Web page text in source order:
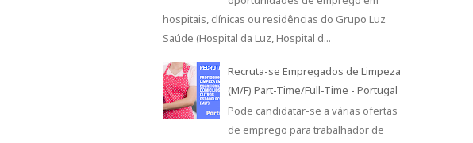
hospitais, clínicas ou residências do Grupo Luz
Saúde (Hospital da Luz, Hospital d...
Recruta-se Empregados de Limpeza
(M/F) Part-Time/Full-Time - Portugal
Pode candidatar-se a várias ofertas
de emprego para trabalhador de